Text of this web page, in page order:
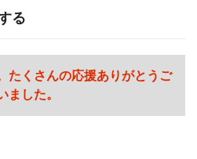
る
たくさんの応援ありがとうご
ました。